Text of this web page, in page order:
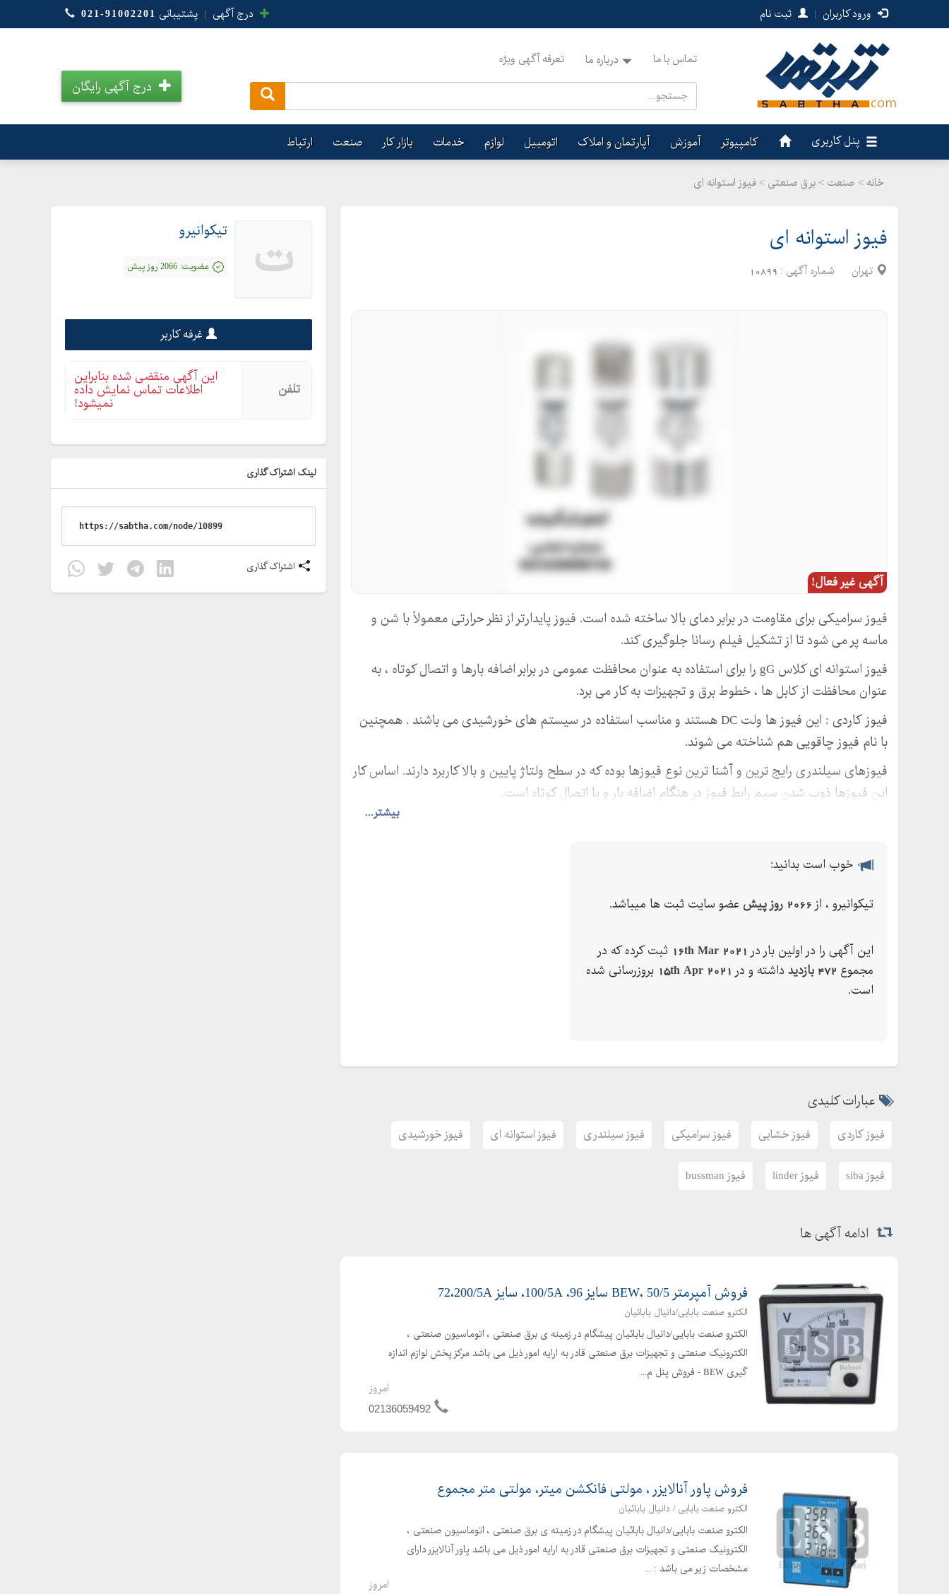
ورود کاربران | ثبت نام درج آگهی | پشتیبانی 021-91002201
تماس با ما درباره ما تعرفه آگهی ویژه
درج آگهی رایگان
پنل کاربری کامپیوتر آموزش آپارتمان و املاک اتومبیل لوازم خدمات بازار کار صنعت ارتباط
خانه > صنعت > برق صنعتی > فیوز استوانه ای
فیوز استوانه ای
تهران شماره آگهی : 10899
آگهی غیر فعال!
بیشتر...
فیوز سرامیکی برای مقاومت در برابر دمای بالا ساخته شده است. فیوز پایدارتر از نظر حرارتی معمولاً با شن و
ماسه پر می شود تا از تشکیل فیلم رسانا جلوگیری کند.
فیوز استوانه ای کلاس gG را برای استفاده به عنوان محافظت عمومی در برابر اضافه بارها و اتصال کوتاه ، به
عنوان محافظت از کابل ها ، خطوط برق و تجهیزات به کار می برد.
فیوز کاردی : این فیوز ها ولت DC هستند و مناسب استفاده در سیستم های خورشیدی می باشند . همچنین
با نام فیوز چاقویی هم شناخته می شوند.
فیوزهای سیلندری رایج ترین و آشنا ترین نوع فیوزها بوده که در سطح ولتاژ پایین و بالا کاربرد دارند. اساس کار
این فیوزها ذوب شدن سیم رابط فیوز در هنگام اضافه بار و یا اتصال کوتاه است.
شما می توانید برای خرید انواع فیوزهای کاردی، فیوز های خشابی، فیوز های سرامیکی، فیوز های سیلندری،
شماره تماس: -
تهران، لاله زار جنوبی، کوچه بوشهری، مجتمع تجاری تهران الکتریک، طبقه اول، واحد
جوابگوي شما در اسرع وقت میباشند.
خوب است بدانید:
تیکوانیرو ، از 2066 روز پیش عضو سایت ثبت ها میباشد.
این آگهی را در اولین بار در 16th Mar 2021 ثبت کرده که در
مجموع 472 بازدید داشته و در 15th Apr 2021 بروزرسانی شده
است.
عبارات کلیدی
فیوز کاردی فیوز خشابی فیوز سرامیکی فیوز سیلندری فیوز استوانه ای فیوز خورشیدی
فیوز siba فیوز linder فیوز bussman
ت تیکوانیرو
عضویت: 2066 روز پیش
غرفه کاربر
تلفن
این آگهی منقضی شده بنابراین
اطلاعات تماس نمایش داده
نمیشود!
لینک اشتراک گذاری
اشتراک گذاری
ادامه آگهی ها
فروش آمپرمتر BEW، 50/5 سایز 96، 100/5A، سایز 72،200/5A
الکترو صنعت بابایی/دانیال بابائیان
الکترو صنعت بابایی/دانیال بابائیان پیشگام در زمینه ی برق صنعتی ، اتوماسیون صنعتی ،
الکترونیک صنعتی و تجهیزات برق صنعتی قادر به ارایه امور ذیل می باشد مرکز پخش لوازم اندازه
گیری BEW - فروش پنل م...
امروز
02136059492
فروش پاور آنالایزر ، مولتی فانکشن میتر، مولتی متر مجموع
الکترو صنعت بابایی / دانیال بابائیان
الکترو صنعت بابایی/دانیال بابائیان پیشگام در زمینه ی برق صنعتی ، اتوماسیون صنعتی ،
الکترونیک صنعتی و تجهیزات برق صنعتی قادر به ارایه امور ذیل می باشد پاور آنالایزر دارای
مشخصات زیر می باشد : ...
امروز